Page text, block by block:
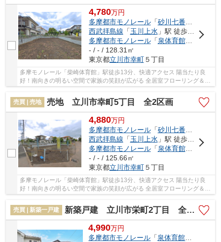
4,780万円
多摩都市モノレール「砂川七番
西武拝島線 「玉川上水 」駅 徒歩14分
多摩都市モノレール「泉体育館」駅 徒歩
- / - / 128.31㎡
東京都立川市幸町５丁目
多摩モノレール「柴崎体育館」駅徒歩13分、快適アクセス 陽当たり良
好！南向きの明るい空間で家族の笑顔が広がる 全居室フローリング＆充
売買 | 売地
売地 立川市幸町5丁目 全2区画
4,880万円
多摩都市モノレール「砂川七番
西武拝島線 「玉川上水 」駅 徒歩14分
多摩都市モノレール「泉体育館」駅 徒歩
- / - / 125.66㎡
東京都立川市幸町５丁目
多摩モノレール「柴崎体育館」駅徒歩13分、快適アクセス 陽当たり良
好！南向きの明るい空間で家族の笑顔が広がる 全居室フローリング＆充
売買 | 新築一戸建
新築戸建 立川市栄町2丁目 全1棟
4,990万円
多摩都市モノレール 「泉体育館